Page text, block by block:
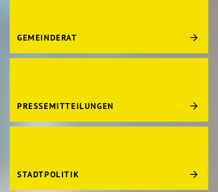
GEMEINDERAT
PRESSEMITTEILUNGEN
STADTPOLITIK